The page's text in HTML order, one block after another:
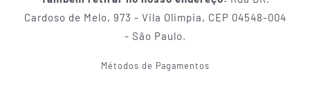
Cardoso de Melo, 973 - Vila Olimpia, CEP 04548-004
- São Paulo.
Métodos de Pagamentos